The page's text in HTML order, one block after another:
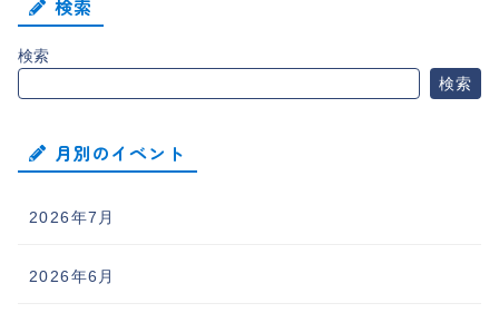
検索
検索
検索
月別のイベント
2026年7月
2026年6月